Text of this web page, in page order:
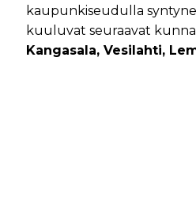
kaupunkiseudulla
kuuluvat seuraavat
Kangasala, Vesilahti,